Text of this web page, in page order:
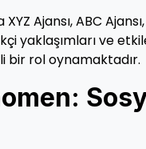
Ajansı, ABC Ajansı,
yaklaşımları ve
bir rol oynamaktadır.